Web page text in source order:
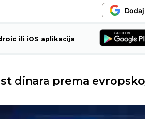
ili iOS aplikacija
dinara prema